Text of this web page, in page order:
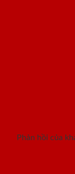
Phản hồi của